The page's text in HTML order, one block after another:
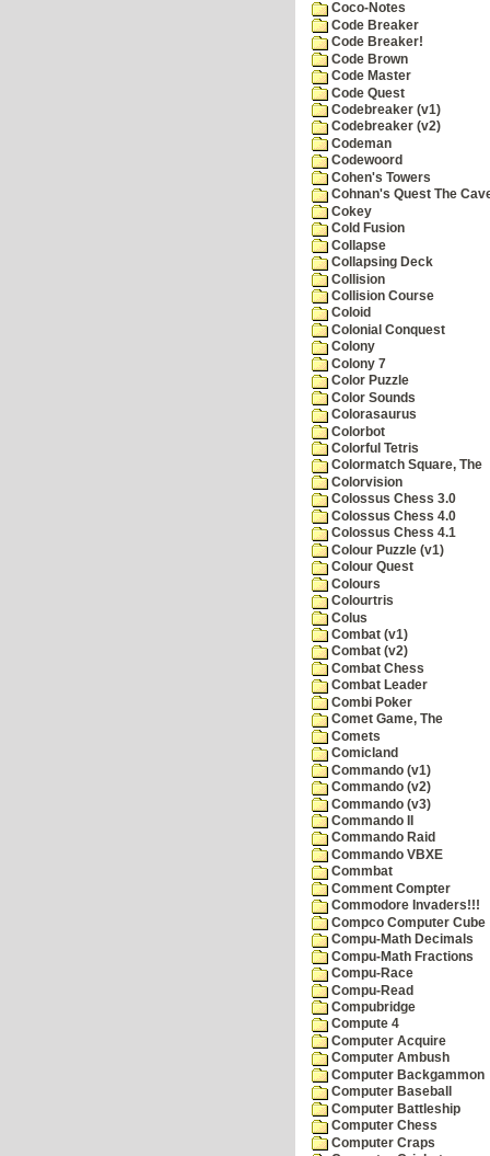
Coco-Notes
Code Breaker
Code Breaker!
Code Brown
Code Master
Code Quest
Codebreaker (v1)
Codebreaker (v2)
Codeman
Codewoord
Cohen's Towers
Cohnan's Quest The
Cokey
Cold Fusion
Collapse
Collapsing Deck
Collision
Collision Course
Coloid
Colonial Conquest
Colony
Colony 7
Color Puzzle
Color Sounds
Colorasaurus
Colorbot
Colorful Tetris
Colormatch Square, The
Colorvision
Colossus Chess 3.0
Colossus Chess 4.0
Colossus Chess 4.1
Colour Puzzle (v1)
Colour Quest
Colours
Colourtris
Colus
Combat (v1)
Combat (v2)
Combat Chess
Combat Leader
Combi Poker
Comet Game, The
Comets
Comicland
Commando (v1)
Commando (v2)
Commando (v3)
Commando II
Commando Raid
Commando VBXE
Commbat
Comment Compter
Commodore Invaders!!!
Compco Computer Cube
Compu-Math Decimals
Compu-Math Fractions
Compu-Race
Compu-Read
Compubridge
Compute 4
Computer Acquire
Computer Ambush
Computer Backgammon
Computer Baseball
Computer Battleship
Computer Chess
Computer Craps